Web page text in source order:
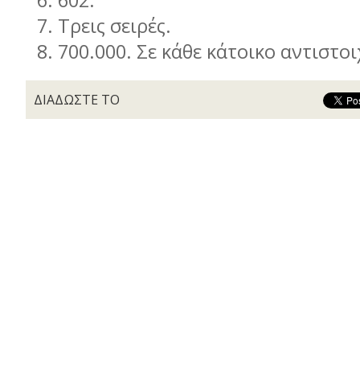
Τρεις σειρές.
700.000. Σε κάθε κάτοικο
ΔΙΑΔΩΣΤΕ ΤΟ